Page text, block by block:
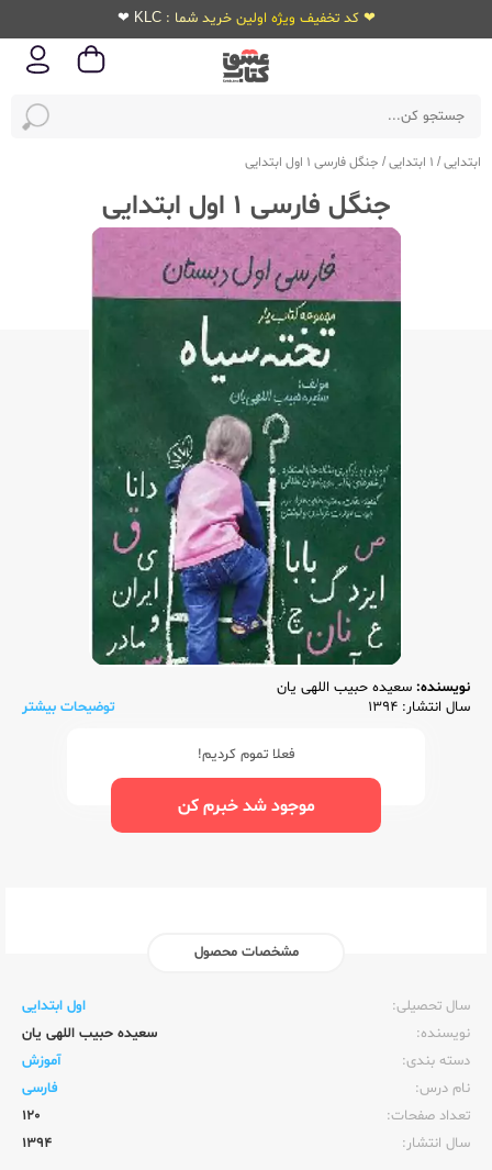
❤ کد تخفیف ویژه اولین خرید شما : KLC ❤
ابتدایی/ 1 ابتدایی / جنگل فارسی 1 اول ابتدایی
جنگل فارسی 1 اول ابتدایی
نویسنده: سعیده حبیب اللهی یان
سال انتشار: 1394
توضیحات بیشتر
فعلا تموم کردیم!
موجود شد خبرم کن
مشخصات محصول
سال تحصیلی:‌
اول ابتدایی
نویسنده:‌
سعیده حبیب اللهی یان
دسته بندی:
آموزش
نام درس:
فارسی
تعداد صفحات:‌
120
سال انتشار:‌
1394